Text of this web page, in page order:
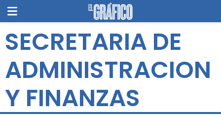
SECRETARIA DE
ADMINISTRACION
Y FINANZAS